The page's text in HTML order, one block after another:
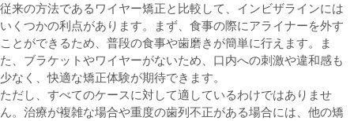
従来の方法であるワイヤー矯正と比較して、インビザラインには
いくつかの利点があります。まず、食事の際にアライナーを外す
ことができるため、普段の食事や歯磨きが簡単に行えます。ま
た、ブラケットやワイヤーがないため、口内への刺激や違和感も
少なく、快適な矯正体験が期待できます。
ただし、すべてのケースに対して適しているわけではありませ
ん。治療が複雑な場合や重度の歯列不正がある場合には、他の矯